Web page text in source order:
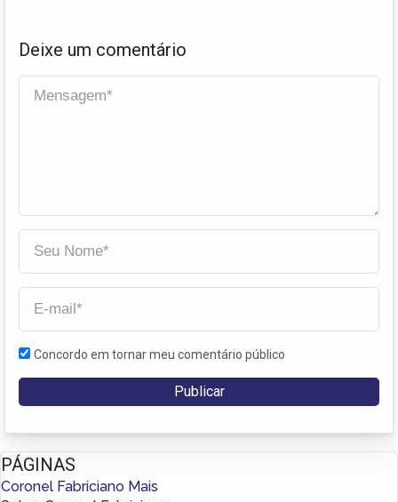
Deixe um comentário
Concordo em tornar meu comentário público
PÁGINAS
Coronel Fabriciano Mais